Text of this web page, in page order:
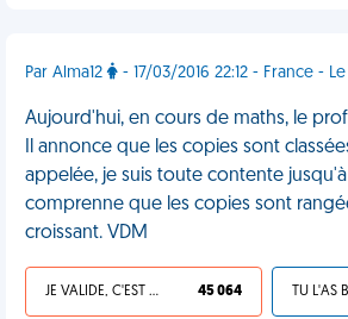
Par Alma12 - 17/03/2016 22:12 - France -
Aujourd'hui, en cours de maths, le
Il annonce que les copies sont
appelée, je suis toute contente
comprenne que les copies sont
croissant. VDM
JE VALIDE, C'EST UNE VDM 45 064